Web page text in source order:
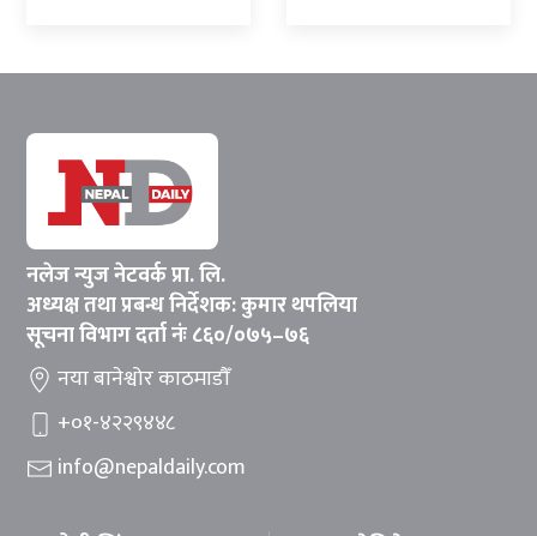
नलेज न्युज नेटवर्क प्रा. लि.
अध्यक्ष तथा प्रबन्ध निर्देशक: कुमार थपलिया
सूचना विभाग दर्ता नंः ८६०/०७५–७६
नया बानेश्वोर काठमाडौँ
+०१-४२२९४४८
info@nepaldaily.com